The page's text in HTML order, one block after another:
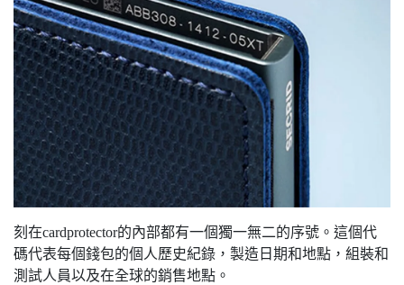
刻在cardprotector的內部都有一個獨一無二的序號。這個代
碼代表每個錢包的個人歷史紀錄，製造日期和地點，組裝和
測試人員以及在全球的銷售地點。